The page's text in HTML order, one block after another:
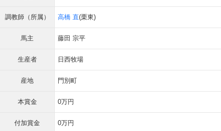
調教師（所属） 高橋 直(栗東)
馬主 藤田 宗平
生産者 日西牧場
産地 門別町
本賞金 0万円
付加賞金 0万円